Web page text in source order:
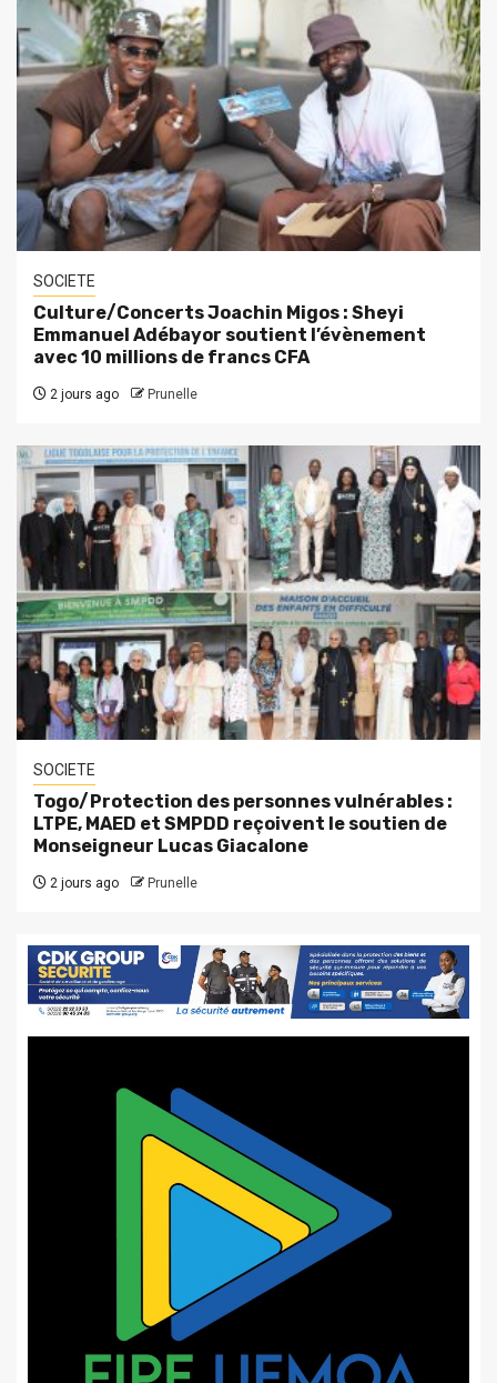
SOCIETE
Culture/Concerts Joachin Migos : Sheyi
Emmanuel Adébayor soutient l’évènement
avec 10 millions de francs CFA
2 jours ago Prunelle
SOCIETE
Togo/Protection des personnes vulnérables :
LTPE, MAED et SMPDD reçoivent le soutien de
Monseigneur Lucas Giacalone
2 jours ago Prunelle